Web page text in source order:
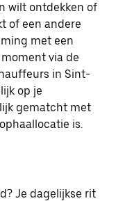
wilt ontdekken of
of een andere
met een
via de
in Sint-
op je
gematcht met
is.
Je dagelijkse rit